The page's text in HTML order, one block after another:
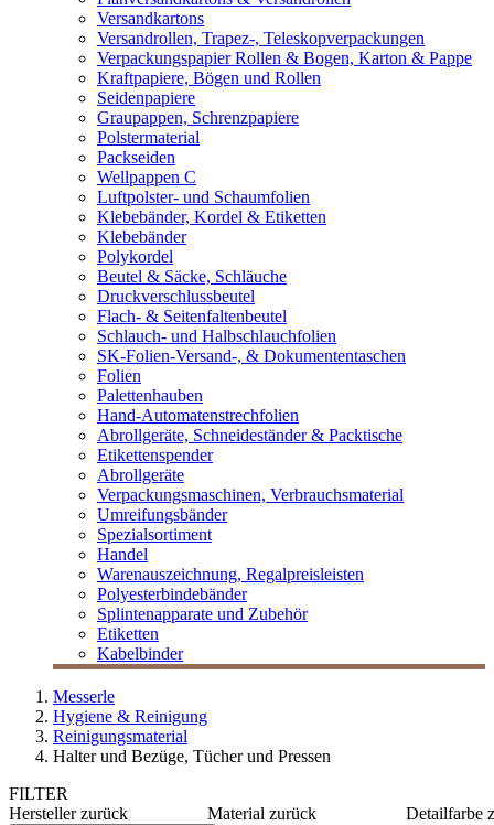
Versandkartons
Versandrollen, Trapez-, Teleskopverpackungen
Verpackungspapier Rollen & Bogen, Karton & Pappe
Kraftpapiere, Bögen und Rollen
Seidenpapiere
Graupappen, Schrenzpapiere
Polstermaterial
Packseiden
Wellpappen C
Luftpolster- und Schaumfolien
Klebebänder, Kordel & Etiketten
Klebebänder
Polykordel
Beutel & Säcke, Schläuche
Druckverschlussbeutel
Flach- & Seitenfaltenbeutel
Schlauch- und Halbschlauchfolien
SK-Folien-Versand-, & Dokumententaschen
Folien
Palettenhauben
Hand-Automatenstrechfolien
Abrollgeräte, Schneideständer & Packtische
Etikettenspender
Abrollgeräte
Verpackungsmaschinen, Verbrauchsmaterial
Umreifungsbänder
Spezialsortiment
Handel
Warenauszeichnung, Regalpreisleisten
Polyesterbindebänder
Splintenapparate und Zubehör
Etiketten
Kabelbinder
Messerle
Hygiene & Reinigung
Reinigungsmaterial
Halter und Bezüge, Tücher und Pressen
FILTER
Herstellerzurück
Material zurück
Detailfarbe